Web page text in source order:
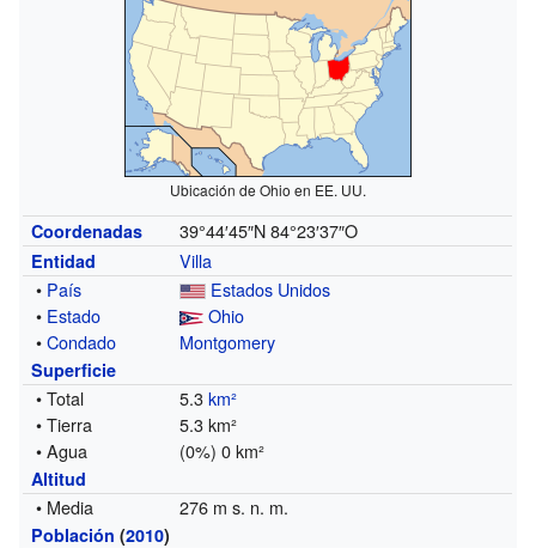
Ubicación de Ohio en EE. UU.
Coordenadas 39°44′45″N 84°23′37″O
Entidad
Villa
• País
Estados Unidos
• Estado
Ohio
•Condado Montgomery
Superficie
• Total 5.3km²
• Tierra
5.3 km²
• Agua
(0%) 0 km²
Altitud
• Media 276 m s. n. m.
Población (2010)